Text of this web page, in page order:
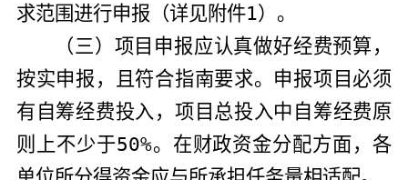
求范围进行申报（详见附件1）。
（三） 项目申报应认真做好经费预算，
按实申报，且符合指南要求。申报项目必须
有自筹经费投入，项目总投入中自筹经费原
则上不少于50%。在财政资金分配方面，各